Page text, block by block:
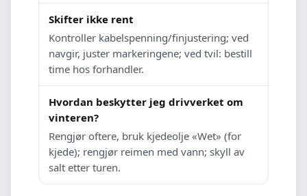
Skifter ikke rent
Kontroller kabelspenning/finjustering; ved
navgir, juster markeringene; ved tvil: bestill
time hos forhandler.
Hvordan beskytter jeg drivverket om
vinteren?
Rengjør oftere, bruk kjedeolje «Wet» (for
kjede); rengjør reimen med vann; skyll av
salt etter turen.